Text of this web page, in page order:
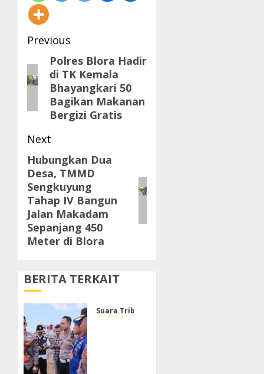
Post
navigation
Previous
Previous
post:
Polres Blora Hadir
di TK Kemala
Bhayangkari 50
Bagikan Makanan
Bergizi Gratis
Next
Next
post:
Hubungkan Dua
Desa, TMMD
Sengkuyung
Tahap IV Bangun
Jalan Makadam
Sepanjang 450
Meter di Blora
BERITA TERKAIT
Suara Tribrata